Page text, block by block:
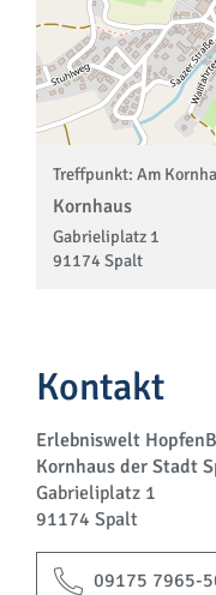
Treffpunkt: Am
Kornhaus
Gabrieliplatz 1
91174 Spalt
Kontakt
Erlebniswelt
Kornhaus der Stadt
Gabrieliplatz 1
91174 Spalt
09175 7965-